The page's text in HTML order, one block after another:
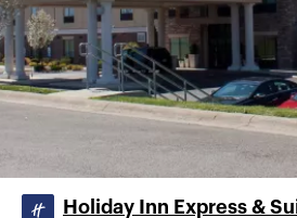
Holiday Inn Express &